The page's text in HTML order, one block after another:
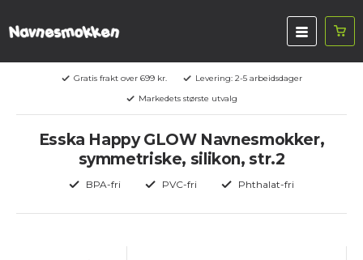
Gratis frakt over 699 kr.
Levering: 2-5 arbeidsdager
Markedets største utvalg
Esska Happy GLOW Navnesmokker,
symmetriske, silikon, str.2
BPA-fri PVC-fri Phthalat-fri